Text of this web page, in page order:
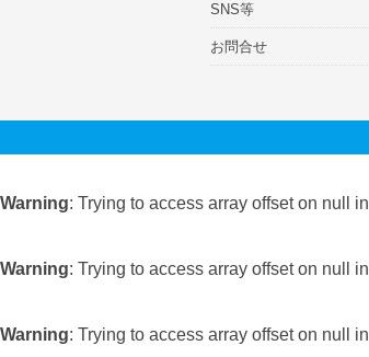
SNS等
お問合せ
Warning: Trying to access array offset on null in
Warning: Trying to access array offset on null in
Warning: Trying to access array offset on null in